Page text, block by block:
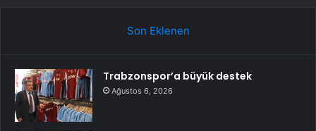
Son Eklenen
Trabzonspor’a büyük destek
Ağustos 6, 2026